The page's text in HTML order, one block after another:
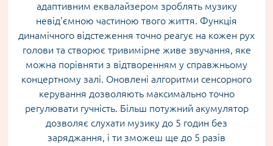
адаптивним еквалайзером зроблять музику
невід'ємною частиною твого життя. Функція
динамічного відстеження точно реагує на кожен рух
голови та створює тривимірне живе звучання, яке
можна порівняти з відтворенням у справжньому
концертному залі. Оновлені алгоритми сенсорного
керування дозволяють максимально точно
регулювати гучність. Більш потужний акумулятор
дозволяє слухати музику до 5 годин без
заряджання, і ти зможеш ще до 5 разів